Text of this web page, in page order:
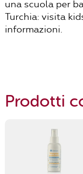
una scuola per
Turchia: visita
informazioni.
Prodotti